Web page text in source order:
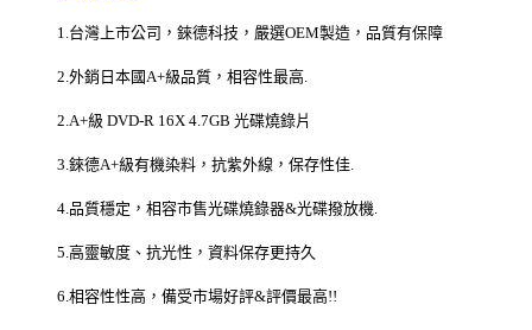
1.台灣上市公司，錸德科技，嚴選OEM製造，品質有保障
2.外銷日本國A+級品質，相容性最高.
2.A+級 DVD-R 16X 4.7GB 光碟燒錄片
3.錸德A+級有機染料，抗紫外線，保存性佳.
4.品質穩定，相容市售光碟燒錄器&光碟撥放機.
5.高靈敏度、抗光性，資料保存更持久
6.相容性性高，備受市場好評&評價最高!!